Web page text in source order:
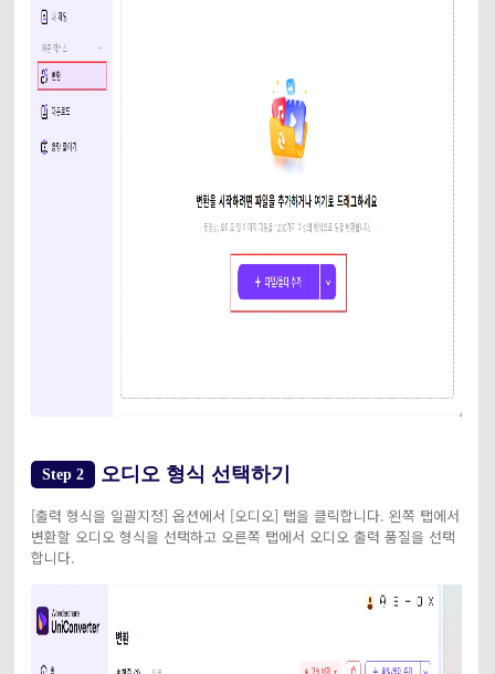
Step 2 오디오 형식 선택하기
[출력 형식을 일괄지정] 옵션에서 [오디오] 탭을 클릭합니다. 왼쪽 탭에서
변환할 오디오 형식을 선택하고 오른쪽 탭에서 오디오 출력 품질을 선택
합니다.